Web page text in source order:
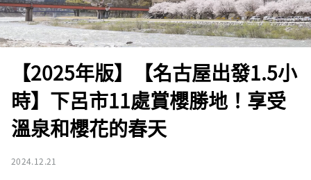
【2025年版】【名古屋出發1.5小
時】下呂市11處賞櫻勝地！享受
溫泉和櫻花的春天
2024.12.21